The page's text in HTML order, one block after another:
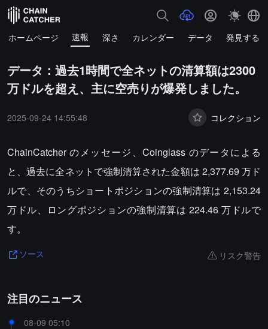
ホームページ 速報 深さ カレンダー データ 発見する
データ：過去1時間で全ネットの清算額は2300
万ドルを超え、主に空売りが爆発しました。
2025-09-24 14:55:48 コレクション
ChainCatcher のメッセージ、Coinglass のデータによる
と、過去に全ネットで強制清算された金額は 2,377.69 万ド
ルで、そのうちショートポジションの強制清算は 2,153.24
万ドル、ロングポジションの強制清算は 224.46 万ドルで
す。
ソース リスク警告
注目のニュース
08-09 05:10